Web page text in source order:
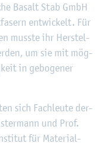
Ba­salt Stab GmbH
ent­wi­ckelt. Für
muss­te ihr Her­stel­
um sie mit mög­
in ge­bo­ge­ner
sich Fach­leu­te der­
und Prof.
für Ma­te­ri­al-